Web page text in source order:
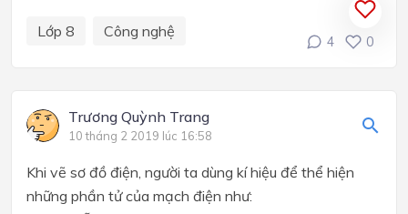
Lớp 8 Công nghệ
4 0
Trương Quỳnh Trang
10 tháng 2 2019 lúc 16:58
Khi vẽ sơ đồ điện, người ta dùng kí hiệu để thể hiện
những phần tử của mạch điện như: